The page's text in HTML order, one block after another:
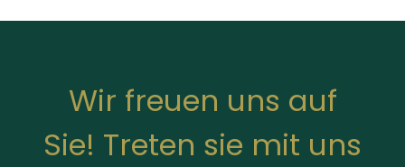
Wir freuen uns auf
Sie! Treten sie mit uns